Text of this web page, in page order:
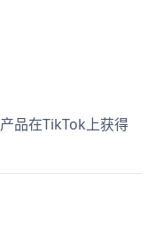
品在TikTok上获得